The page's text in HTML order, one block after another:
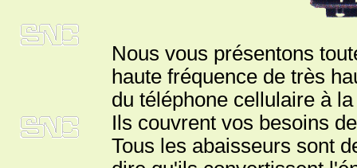
Nous vous présentons
haute fréquence de très
du téléphone cellulaire à
Ils couvrent vos besoins
Tous les abaisseurs sont